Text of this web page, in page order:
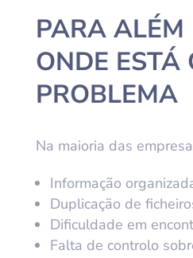
PARA
ONDE ESTÁ
PROBLEMA
Na maioria das
Informação
Duplicação de
Dificuldade em
Falta de controlo